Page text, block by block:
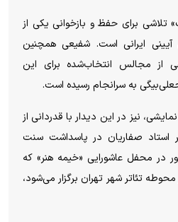
برای حفظ و بازخوانی یکی از
ایرانی است. شفیعی همچنین
از مجالس انتخاب‌شده برای این
به سرانجام رسیده است.
نیز در این دیدار با قدردانی از
استاد صفاریان در پاسداشت سنت
در محفل عاشورایی «خیمه هنر» که
تئاتر شهر تهران برگزار می‌شود،